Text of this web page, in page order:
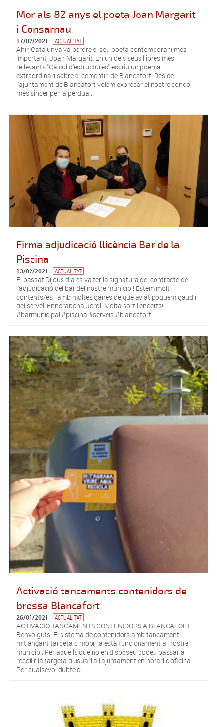
Mor als 82 anys el poeta Joan Margarit
i Consarnau
17/02/2021 ACTUALITAT
Ahir, Catalunya va perdre el seu poeta contemporani més
important, Joan Margarit. En un dels seus llibres més
rellevants "Càlcul d'estructures" escriu un poema
extraordinari sobre el cementiri de Blancafort. Des de
l'ajuntament de Blancafort volem expresar el nostre condol
més sincer per la pèrdua...
Firma adjudicació llicència Bar de la
Piscina
13/02/2021 ACTUALITAT
El passat Dijous dia es va fer la signatura del contracte de
l'adjudicació del bar del nostre municipi! Estem molt
contents/es i amb moltes ganes de que aviat poguem gaudir
del servei! Enhorabona Jordi! Molta sort i encerts!
#barmunicipal #piscina #serveis #blancafort
Activació tancaments contenidors de
brossa Blancafort
26/01/2021 ACTUALITAT
ACTIVACIO TANCAMENTS CONTENIDORS A BLANCAFORT
Benvolguts, El sistema de contenidors amb tancament
mitjançant targeta o mòbil ja està funcionament al nostre
municipi. Per aquells que no en disposeu podeu passar a
recollir la targeta d'usuari a l'ajuntament en horari d'oficina.
Per qualsevol dubte o...